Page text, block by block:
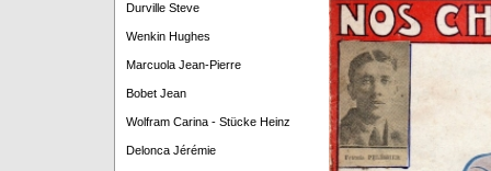
Durville Steve
Wenkin Hughes
Marcuola Jean-Pierre
Bobet Jean
Wolfram Carina - Stücke Heinz
Delonca Jérémie